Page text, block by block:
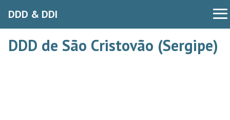
DDD & DDI
DDD de São Cristovão (Sergipe)